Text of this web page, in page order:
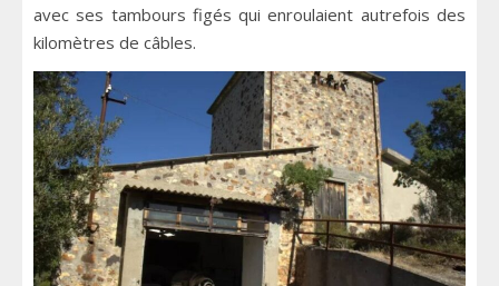
avec ses tambours figés qui enroulaient autrefois des
kilomètres de câbles.